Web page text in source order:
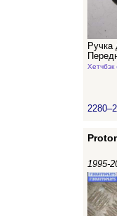
Ручка
Хетчбэк
1995-